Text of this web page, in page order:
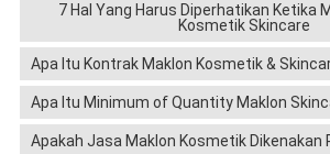
7 Hal Yang Harus Diperhatikan Ketika
Kosmetik Skincare
Apa Itu Kontrak Maklon Kosmetik &
Apa Itu Minimum of Quantity Maklon
Apakah Jasa Maklon Kosmetik Dikenakan